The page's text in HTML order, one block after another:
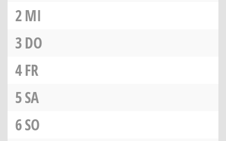
2MI
3DO
4FR
5SA
6SO